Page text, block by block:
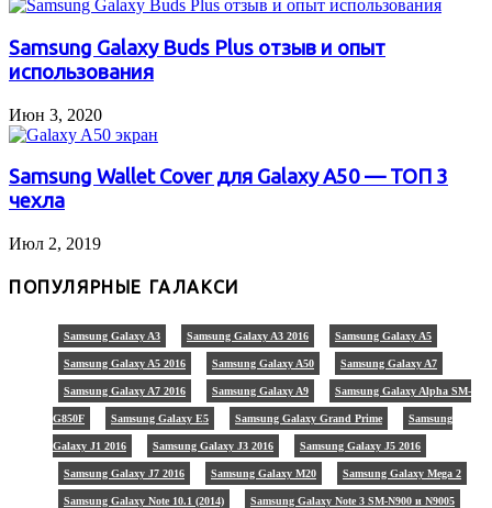
Samsung Galaxy Buds Plus отзыв и опыт
использования
Июн 3, 2020
Samsung Wallet Cover для Galaxy A50 — ТОП 3
чехла
Июл 2, 2019
ПОПУЛЯРНЫЕ ГАЛАКСИ
Samsung Galaxy A3 Samsung Galaxy A3 2016 Samsung Galaxy A5
Samsung Galaxy A5 2016 Samsung Galaxy A50 Samsung Galaxy A7
Samsung Galaxy A7 2016 Samsung Galaxy A9 Samsung Galaxy Alpha SM-
G850F Samsung Galaxy E5 Samsung Galaxy Grand Prime Samsung
Galaxy J1 2016 Samsung Galaxy J3 2016 Samsung Galaxy J5 2016
Samsung Galaxy J7 2016 Samsung Galaxy M20 Samsung Galaxy Mega 2
Samsung Galaxy Note 10.1 (2014) Samsung Galaxy Note 3 SM-N900 и N9005